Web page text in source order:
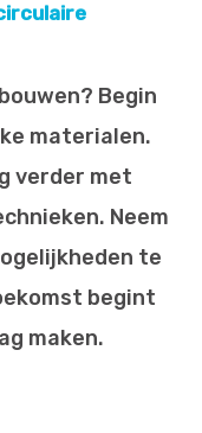
Begin
materialen.
verder met
Neem
te
begint
maken.